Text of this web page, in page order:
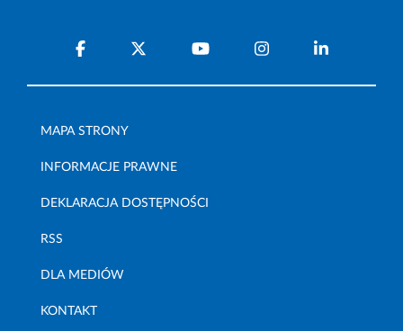
MAPA STRONY
INFORMACJE PRAWNE
DEKLARACJA DOSTĘPNOŚCI
RSS
DLA MEDIÓW
KONTAKT